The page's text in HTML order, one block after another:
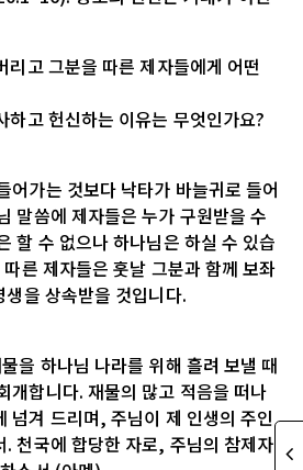
리고 그분을 따른 제자들에게 어떤
하고 헌신하는 이유는 무엇인가요?
어가는 것보다 낙타가 바늘귀로 들어
말씀에 제자들은 누가 구원받을 수
할 수 없으나 하나님은 하실 수 있습
른 제자들은 훗날 그분과 함께 보좌
을 상속받을 것입니다.
을 하나님 나라를 위해 흘려 보낼 때
개합니다. 재물의 많고 적음을 떠나
넘겨 드리며, 주님이 제 인생의 주인
. 천국에 합당한 자로, 주님의 참제자